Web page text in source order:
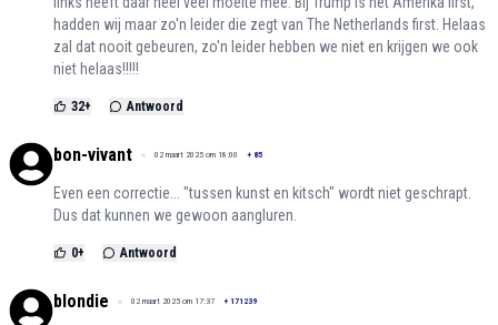
hadden wij maar zo'n leider die zegt van The Netherlands first. Helaas
zal dat nooit gebeuren, zo'n leider hebben we niet en krijgen we ook
niet helaas!!!!!
32+ Antwoord
bon-vivant 02 maart 2025 om 18:00 + 85
Even een correctie... "tussen kunst en kitsch" wordt niet geschrapt.
Dus dat kunnen we gewoon aangluren.
0+ Antwoord
blondie 02 maart 2025 om 17:37 + 171239